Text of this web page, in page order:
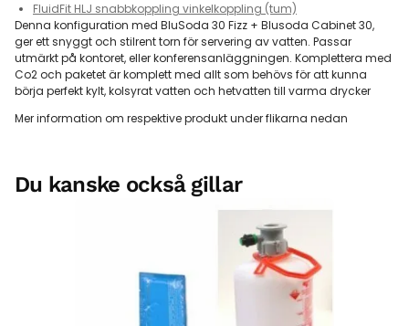
FluidFit HLJ snabbkoppling vinkelkoppling (tum)
Denna konfiguration med BluSoda 30 Fizz + Blusoda Cabinet 30,
ger ett snyggt och stilrent torn för servering av vatten. Passar
utmärkt på kontoret, eller konferensanläggningen. Komplettera med
Co2 och paketet är komplett med allt som behövs för att kunna
börja perfekt kylt, kolsyrat vatten och hetvatten till varma drycker
Mer information om respektive produkt under flikarna nedan
Du kanske också gillar